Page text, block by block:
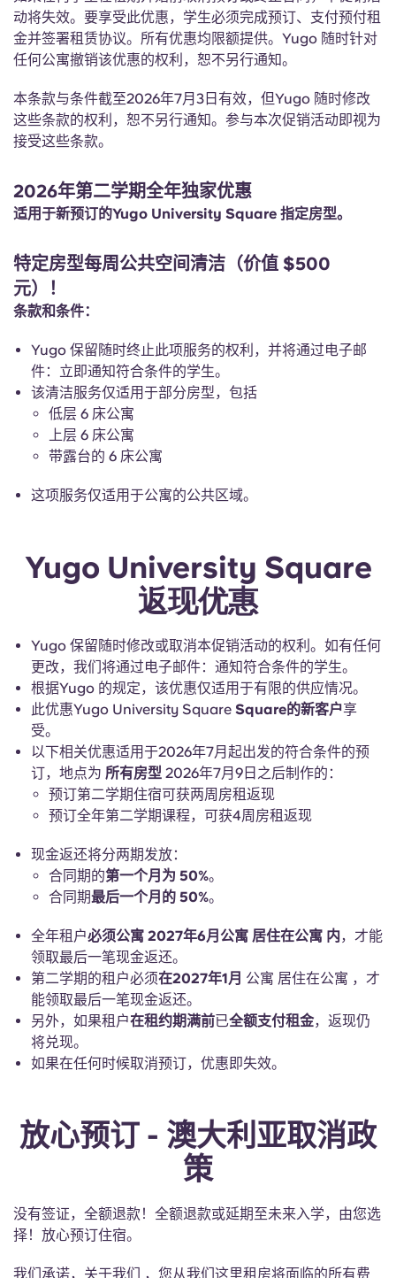
French
Portuguese
动将失效。要享受此优惠，学生必须完成预订、支付预付租
金并签署租赁协议。所有优惠均限额提供。Yugo 随时针对
任何公寓撤销该优惠的权利，恕不另行通知。
本条款与条件截至2026年7月3日有效，但Yugo 随时修改
这些条款的权利，恕不另行通知。参与本次促销活动即视为
接受这些条款。
2026年第二学期全年独家优惠
适用于新预订的Yugo University Square 指定房型。
特定房型每周公共空间清洁（价值 $500
元）！
条款和条件：
Yugo 保留随时终止此项服务的权利，并将通过电子邮
件：立即通知符合条件的学生。
该清洁服务仅适用于部分房型，包括
低层 6 床公寓
上层 6 床公寓
带露台的 6 床公寓
这项服务仅适用于公寓的公共区域。
Yugo University Square
返现优惠
Yugo 保留随时修改或取消本促销活动的权利。如有任何
更改，我们将通过电子邮件：通知符合条件的学生。
根据Yugo 的规定，该优惠仅适用于有限的供应情况。
此优惠Yugo University Square Square的新客户享
受。
以下相关优惠适用于2026年7月起出发的符合条件的预
订，地点为 所有房型 2026年7月9日之后制作的：
预订第二学期住宿可获两周房租返现
预订全年第二学期课程，可获4周房租返现
现金返还将分两期发放：
合同期的第一个月为 50%。
合同期最后一个月的 50%。
全年租户必须公寓 2027年6月公寓 居住在公寓 内，才能
领取最后一笔现金返还。
第二学期的租户必须在2027年1月 公寓 居住在公寓 ，才
能领取最后一笔现金返还。
另外，如果租户在租约期满前已全额支付租金，返现仍
将兑现。
如果在任何时候取消预订，优惠即失效。
放心预订 - 澳大利亚取消政
策
没有签证，全额退款！全额退款或延期至未来入学，由您选
择！放心预订住宿。
我们承诺，关于我们 ，您从我们这里租房将面临的所有费